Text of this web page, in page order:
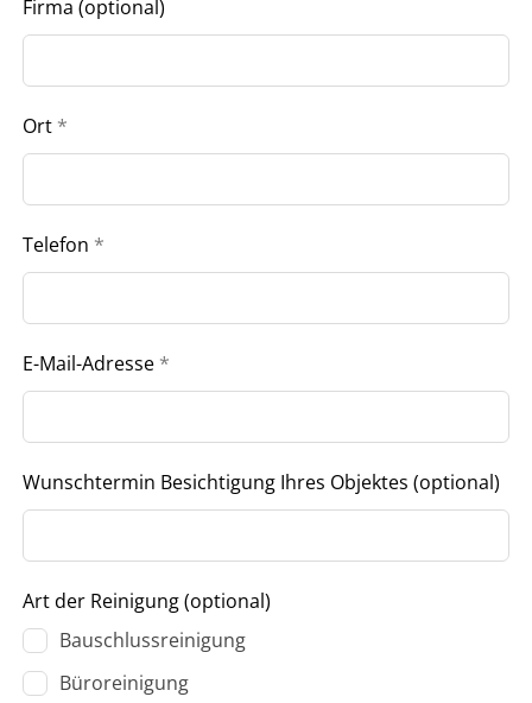
Firma (optional)
Ort *
Telefon *
E-Mail-Adresse *
Wunschtermin Besichtigung Ihres Objektes (optional)
Art der Reinigung(optional)
Bauschlussreinigung
Büroreinigung